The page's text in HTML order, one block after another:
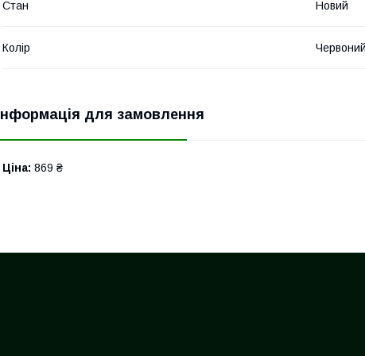
Стан Новий
Колір
Інформація для замовлення
Ціна: 869 ₴